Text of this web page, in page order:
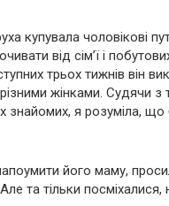
купувала чоловікові
від сім’ї і
трьох тижнів він
жінками. Судячи з
знайомих, я розуміла, що
його маму,
та тільки